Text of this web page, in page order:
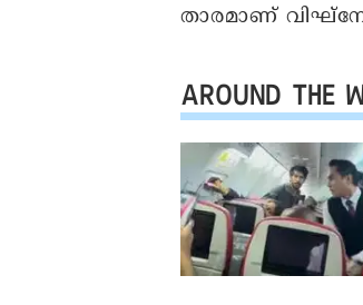
താരമാണ്
AROUND THE